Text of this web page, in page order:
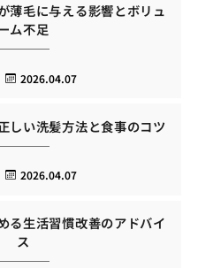
薄毛に与える影響とボリュ
ム不足
2026.04.07
しい洗髪方法と食事のコツ
2026.04.07
る生活習慣改善のアドバイ
ス